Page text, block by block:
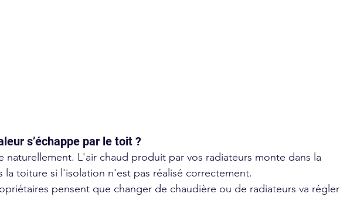
s’échappe par le toit ?
naturellement. L'air chaud produit par vos radiateurs monte dans la
la toiture si l'isolation n'est pas réalisé correctement.
pensent que changer de chaudière ou de radiateurs va régler